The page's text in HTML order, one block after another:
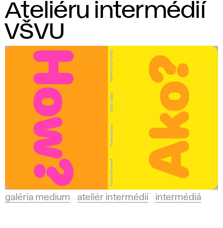
Ateliéru intermédií
VŠVU
galéria medium ateliér intermédií intermédiá